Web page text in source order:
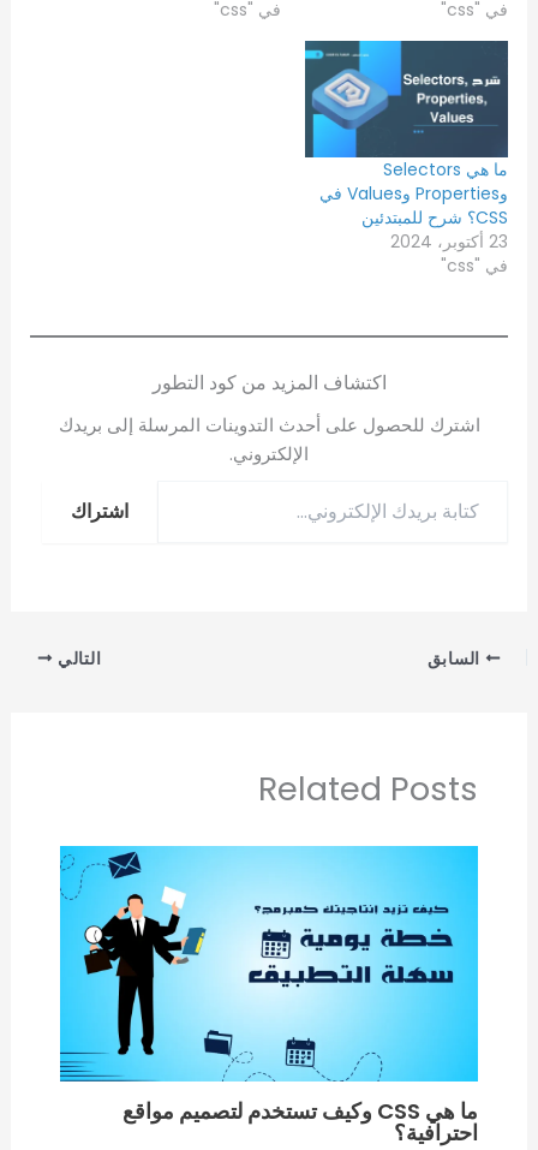
في "css" في "css"
ما هي Selectors
وProperties وValues في
CSS؟ شرح للمبتدئين
23 أكتوبر، 2024
في "css"
اكتشاف المزيد من كود التطور
اشترك للحصول على أحدث التدوينات المرسلة إلى بريدك
الإلكتروني.
اشتراك
السابق التالي
Related Posts
ما هي CSS وكيف تستخدم لتصميم مواقع
احترافية؟